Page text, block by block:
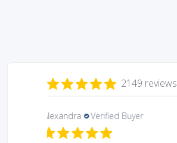
2149 reviews
Daniela Verified Buyer